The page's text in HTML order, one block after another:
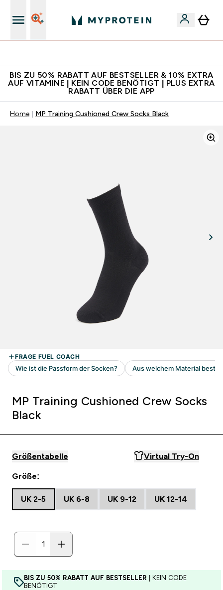
BIS ZU 50% RABATT AUF BESTSELLER & 10% EXTRA
AUF VITAMINE | KEIN CODE BENÖTIGT | PLUS EXTRA
RABATT ÜBER DIE APP
Home MP Training Cushioned Crew Socks Black
MP Training Cushioned Crew Socks
Black
Größentabelle Virtual Try-On
Größe:
UK 2-5 UK 6-8 UK 9-12 UK 12-14
BIS ZU 50% RABATT AUF BESTSELLER | KEIN CODE
BENÖTIGT